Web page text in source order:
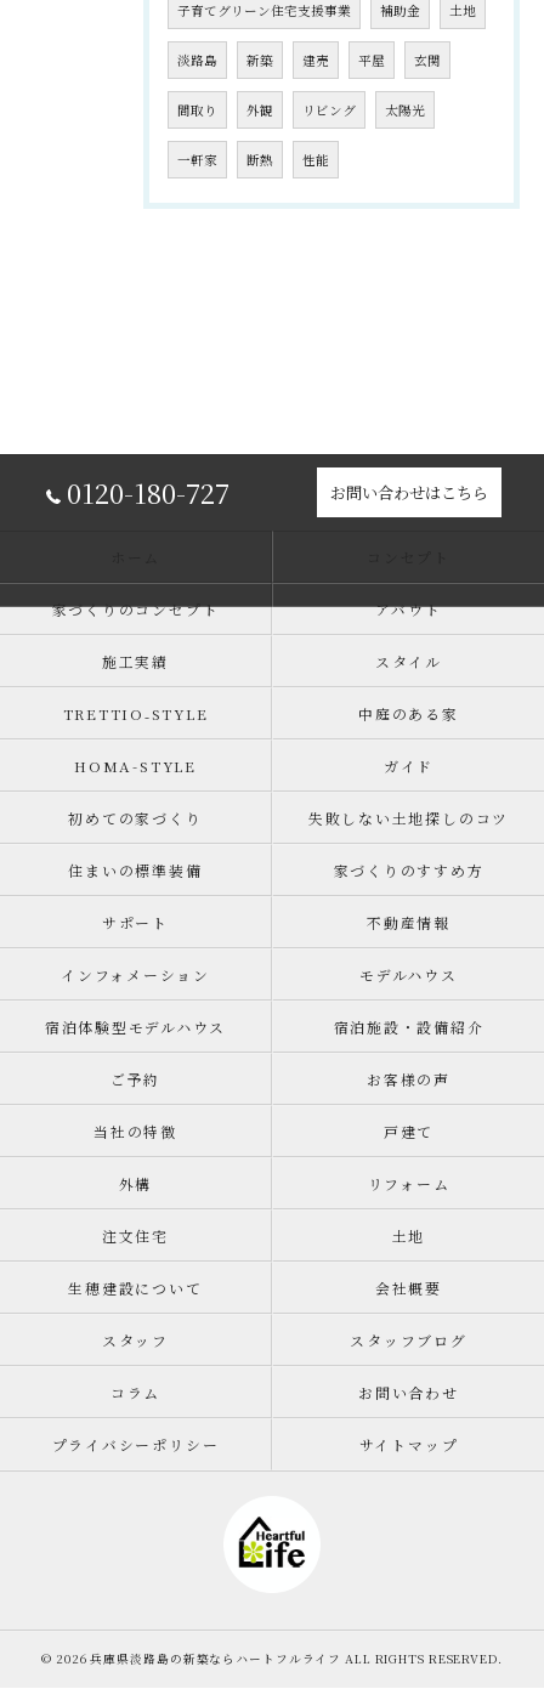
子育てグリーン住宅支援事業 補助金 土地
淡路島 新築 建売 平屋 玄関
間取り 外観 リビング 太陽光
一軒家 断熱 性能
0120-180-727 お問い合わせはこちら
家づくりのコンセプト アバウト
施工実績 スタイル
TRETTIO₋STYLE 中庭のある家
HOMA-STYLE ガイド
初めての家づくり 失敗しない土地探しのコツ
住まいの標準装備 家づくりのすすめ方
サポート 不動産情報
インフォメーション モデルハウス
宿泊体験型モデルハウス 宿泊施設・設備紹介
ご予約 お客様の声
当社の特徴 戸建て
外構 リフォーム
注文住宅 土地
生穂建設について 会社概要
スタッフ スタッフブログ
コラム お問い合わせ
プライバシーポリシー サイトマップ
© 2026 兵庫県淡路島の新築ならハートフルライフ ALL RIGHTS RESERVED.